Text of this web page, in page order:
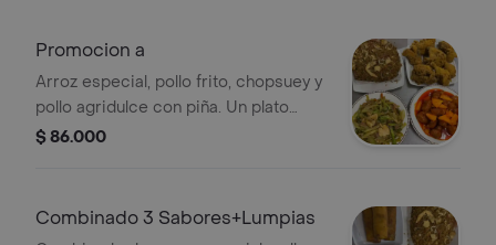
Promocion a
Arroz especial, pollo frito, chopsuey y
pollo agridulce con piña. Un plato
variado para disfrutar diferentes
$ 86.000
Combinado 3 Sabores+Lumpias